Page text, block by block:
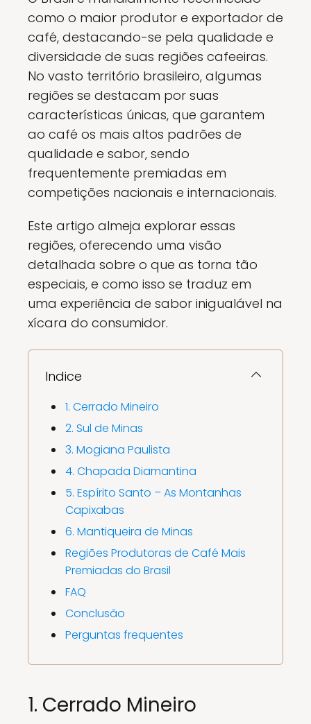
como o maior produtor e exportador de
café, destacando-se pela qualidade e
diversidade de suas regiões cafeeiras.
No vasto território brasileiro, algumas
regiões se destacam por suas
características únicas, que garantem
ao café os mais altos padrões de
qualidade e sabor, sendo
frequentemente premiadas em
competições nacionais e internacionais.
Este artigo almeja explorar essas
regiões, oferecendo uma visão
detalhada sobre o que as torna tão
especiais, e como isso se traduz em
uma experiência de sabor inigualável na
xícara do consumidor.
Indice
1. Cerrado Mineiro
2. Sul de Minas
3. Mogiana Paulista
4. Chapada Diamantina
5. Espírito Santo – As Montanhas
Capixabas
6. Mantiqueira de Minas
Regiões Produtoras de Café Mais
Premiadas do Brasil
FAQ
Conclusão
Perguntas frequentes
1. Cerrado Mineiro